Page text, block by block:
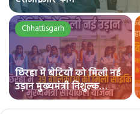
Chhattisgarh
छिरहा में बेटियों को मिली नई
उड़ान मुख्यमंत्री निशुल्क
सरस्वती साइकिल योजना के